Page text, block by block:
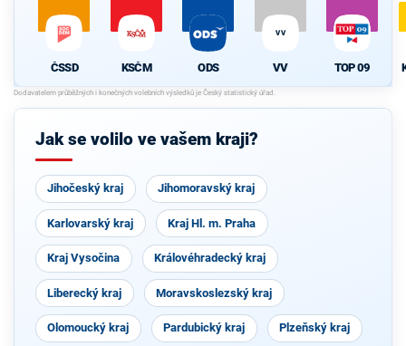
ČSSD KSČM ODS
VV
VV TOP 09
Jak se volilo ve vašem kraji?
Jihočeský kraj Jihomoravský kraj
Karlovarský kraj Kraj Hl. m. Praha
Kraj Vysočina Královéhradecký kraj
Liberecký kraj Moravskoslezský kraj
Olomoucký kraj Pardubický kraj Plzeňský kraj